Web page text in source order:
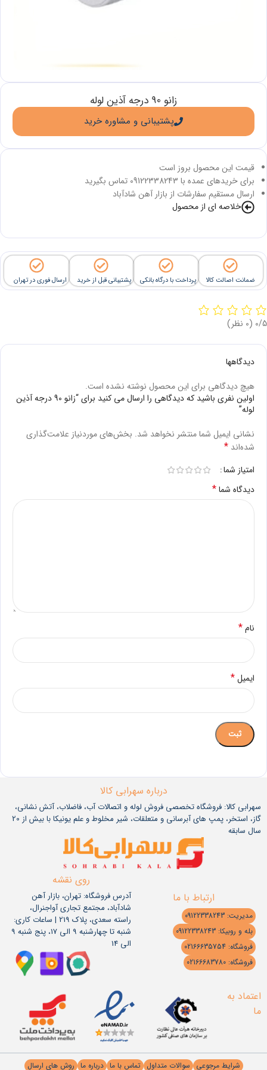
قیمت این محصول بروز است
برای خریدهای عمده با 09122338243 تماس بگیرید
ارسال مستقیم سفارشات از بازار آهن شادآباد
خلاصه ای از محصول
زانو 90 درجه آذین لوله
پشتیبانی و مشاوره خرید
ضمانت اصالت کالا پرداخت با درگاه بانکی پشتیبانی قبل از خرید ارسال فوری در تهران
‫0/5 ‫(0 نظر)
دیدگاهها
هیچ دیدگاهی برای این محصول نوشته نشده است.
اولین نفری باشید که دیدگاهی را ارسال می کنید برای “زانو 90 درجه آذین
لوله”
نشانی ایمیل شما منتشر نخواهد شد. بخش‌های موردنیاز علامت‌گذاری
شده‌اند *
امتیاز شما
دیدگاه شما*
نام*
ایمیل*
درباره سهرابی کالا
سهرابی کالا: فروشگاه تخصصی فروش لوله و اتصالات آب، فاضلاب، آتش نشانی،
گاز، استخر، پمپ های آبرسانی و متعلقات، شیر مخلوط و علم یونیکا با بیش از 20
سال سابقه
ارتباط با ما
مدیریت: 09122338243
بله و روبیکا: 09122338243
فروشگاه: 02166635754
فروشگاه: 02166683780
روی نقشه
آدرس فروشگاه: تهران، بازار آهن
شادآباد، مجتمع تجاری آواجنرال،
راسته سعدی، پلاک 219 | ساعات کاری:
شنبه تا چهارشنبه 9 الی 17، پنج شنبه 9
الی 14
اعتماد به
ما
شرایط مرجوعی سوالات متداول تماس با ما درباره ما روش های ارسال